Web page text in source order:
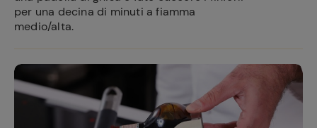
per una decina di minuti a fiamma
medio/alta.